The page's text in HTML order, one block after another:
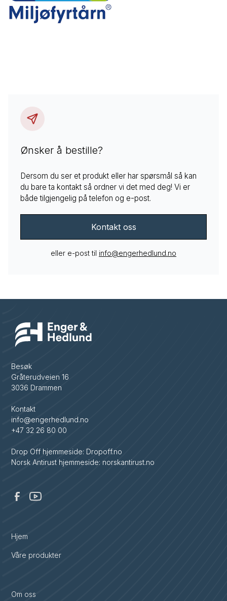
Ønsker å bestille?
Dersom du ser et produkt eller har spørsmål så kan
du bare ta kontakt så ordner vi det med deg! Vi er
både tilgjengelig på telefon og e-post.
Kontakt oss
eller e-post til info@engerhedlund.no
Besøk
Gråterudveien 16
3036 Drammen
Kontakt
info@engerhedlund.no
+47 32 26 80 00
Drop Off hjemmeside: Dropoff.no
Norsk Antirust hjemmeside: norskantirust.no
Hjem
Våre produkter
Om oss